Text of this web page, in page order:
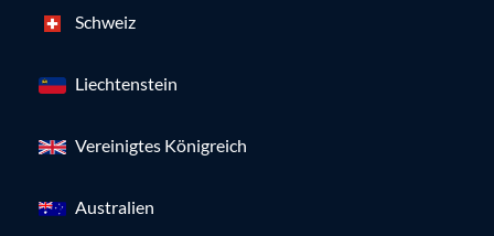
Schweiz
Liechtenstein
Vereinigtes Königreich
Australien